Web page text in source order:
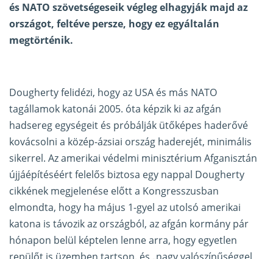
és NATO szövetségeseik végleg elhagyják majd az
országot, feltéve persze, hogy ez egyáltalán
megtörténik.
Dougherty felidézi, hogy az USA és más NATO
tagállamok katonái 2005. óta képzik ki az afgán
hadsereg egységeit és próbálják ütőképes haderővé
kovácsolni a közép-ázsiai ország haderejét, minimális
sikerrel. Az amerikai védelmi minisztérium Afganisztán
újjáépítéséért felelős biztosa egy nappal Dougherty
cikkének megjelenése előtt a Kongresszusban
elmondta, hogy ha május 1-gyel az utolsó amerikai
katona is távozik az országból, az afgán kormány pár
hónapon belül képtelen lenne arra, hogy egyetlen